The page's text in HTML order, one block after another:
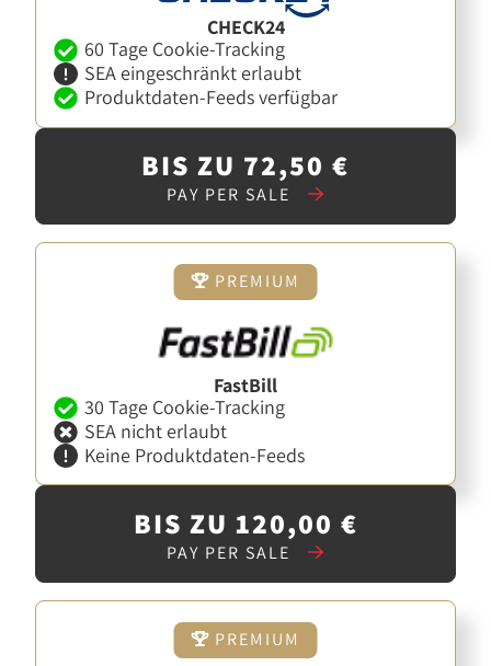
CHECK24
60 Tage Cookie-Tracking
SEA eingeschränkt erlaubt
Produktdaten-Feeds verfügbar
BIS ZU 72,50 €
PAY PER SALE
PREMIUM
FastBill
30 Tage Cookie-Tracking
SEA nicht erlaubt
Keine Produktdaten-Feeds
BIS ZU 120,00 €
PAY PER SALE
PREMIUM